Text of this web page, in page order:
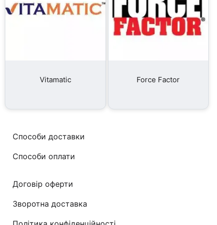
Vitamatic Force Factor
Способи доставки
Способи оплати
Договір оферти
Зворотна доставка